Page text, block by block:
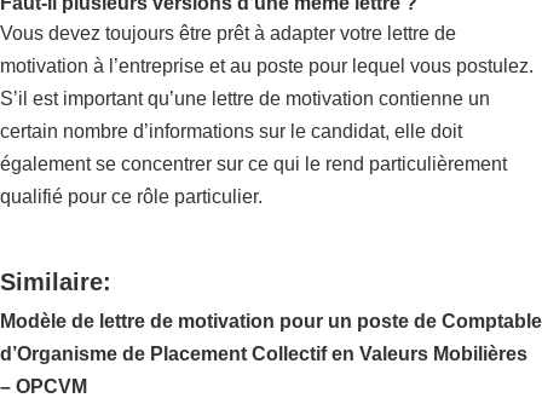
Vous devez toujours être prêt à adapter votre lettre de
motivation à l’entreprise et au poste pour lequel vous postulez.
S’il est important qu’une lettre de motivation contienne un
certain nombre d’informations sur le candidat, elle doit
également se concentrer sur ce qui le rend particulièrement
qualifié pour ce rôle particulier.
Similaire:
Modèle de lettre de motivation pour un poste de Comptable
d’Organisme de Placement Collectif en Valeurs Mobilières
– OPCVM